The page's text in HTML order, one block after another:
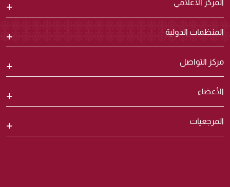
المركز الاعلامي
المنظمات الدولية
مركز التواصل
الأعضاء
المرجعيات